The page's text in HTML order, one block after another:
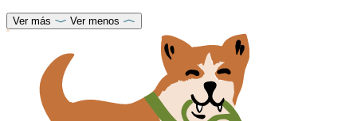
Ver más Ver menos